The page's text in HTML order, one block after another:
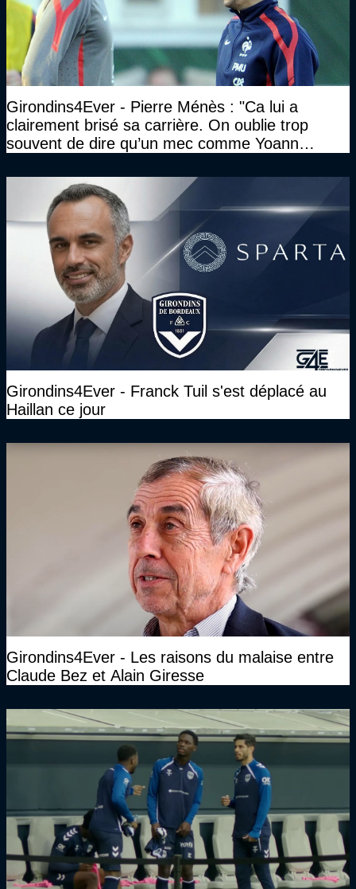
Girondins4Ever - Pierre Ménès : "Ca lui a
clairement brisé sa carrière. On oublie trop
souvent de dire qu’un mec comme Yoann
Girondins4Ever - Franck Tuil s'est déplacé au
Haillan ce jour
Girondins4Ever - Les raisons du malaise entre
Claude Bez et Alain Giresse